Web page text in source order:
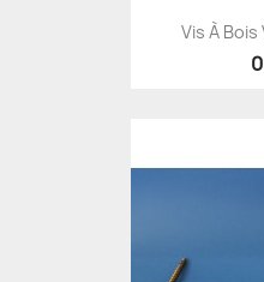

Vis À Bois